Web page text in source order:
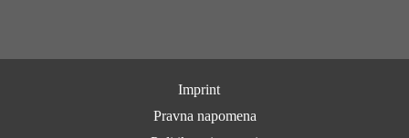
Imprint
Pravna napomena